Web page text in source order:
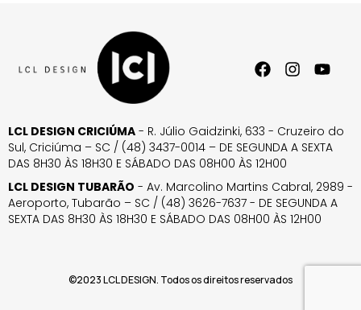
LCL DESIGN CRICIÚMA - R. Júlio Gaidzinki, 633 - Cruzeiro do
Sul, Criciúma – SC / (48) 3437-0014 – DE SEGUNDA A SEXTA
DAS 8H30 ÀS 18H30 E SÁBADO DAS 08H00 ÀS 12H00
LCL DESIGN TUBARÃO - Av. Marcolino Martins Cabral, 2989 -
Aeroporto, Tubarão – SC / (48) 3626-7637 - DE SEGUNDA A
SEXTA DAS 8H30 ÀS 18H30 E SÁBADO DAS 08H00 ÀS 12H00
©2023 LCL DESIGN. Todos os direitos reservados